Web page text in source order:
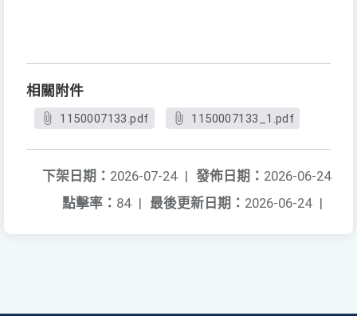
相關附件
1150007133.pdf 1150007133_1.pdf
發佈日期： 2026-06-24
下架日期： 2026-07-24 |
最後更新日期： 2026-06-24 |
點擊率： 84 |